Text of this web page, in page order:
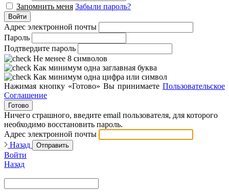
Запомнить меня Забыли пароль?
Войти
Адрес электронной почты
Пароль
Подтвердите пароль
Не менее 8 символов
Как минимум одна заглавная буква
Как минимум одна цифра или символ
Нажимая кнопку «Готово» Вы принимаете Пользовательское
Соглашение
Готово
Ничего страшного, введите email пользователя, для которого
необходимо восстановить пароль.
Адрес электронной почты
Назад
Отправить
Войти
Назад